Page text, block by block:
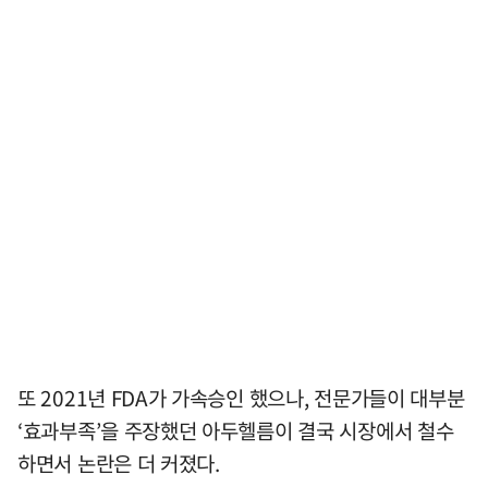
또 2021년 FDA가 가속승인 했으나, 전문가들이 대부분
‘효과부족’을 주장했던 아두헬름이 결국 시장에서 철수
하면서 논란은 더 커졌다.